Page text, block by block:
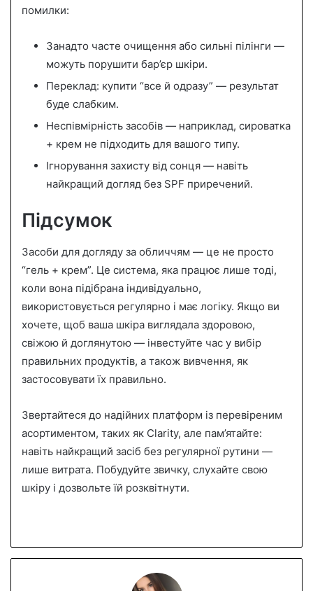
помилки:
Занадто часте очищення або сильні пілінги —
можуть порушити бар’єр шкіри.
Переклад: купити “все й одразу” — результат
буде слабким.
Неспівмірність засобів — наприклад, сироватка
+ крем не підходить для вашого типу.
Ігнорування захисту від сонця — навіть
найкращий догляд без SPF приречений.
Підсумок
Засоби для догляду за обличчям — це не просто
“гель + крем”. Це система, яка працює лише тоді,
коли вона підібрана індивідуально,
використовується регулярно і має логіку. Якщо ви
хочете, щоб ваша шкіра виглядала здоровою,
свіжою й доглянутою — інвестуйте час у вибір
правильних продуктів, а також вивчення, як
застосовувати їх правильно.
Звертайтеся до надійних платформ із перевіреним
асортиментом, таких як Clarity, але пам’ятайте:
навіть найкращий засіб без регулярної рутини —
лише витрата. Побудуйте звичку, слухайте свою
шкіру і дозвольте їй розквітнути.